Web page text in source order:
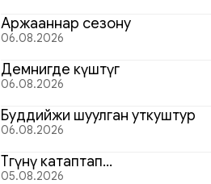
Аржааннар сезону
06.08.2026
Демнигде күштүг
06.08.2026
Буддийжи шуулган уткуштур
06.08.2026
Төөгүнү катаптап…
05.08.2026